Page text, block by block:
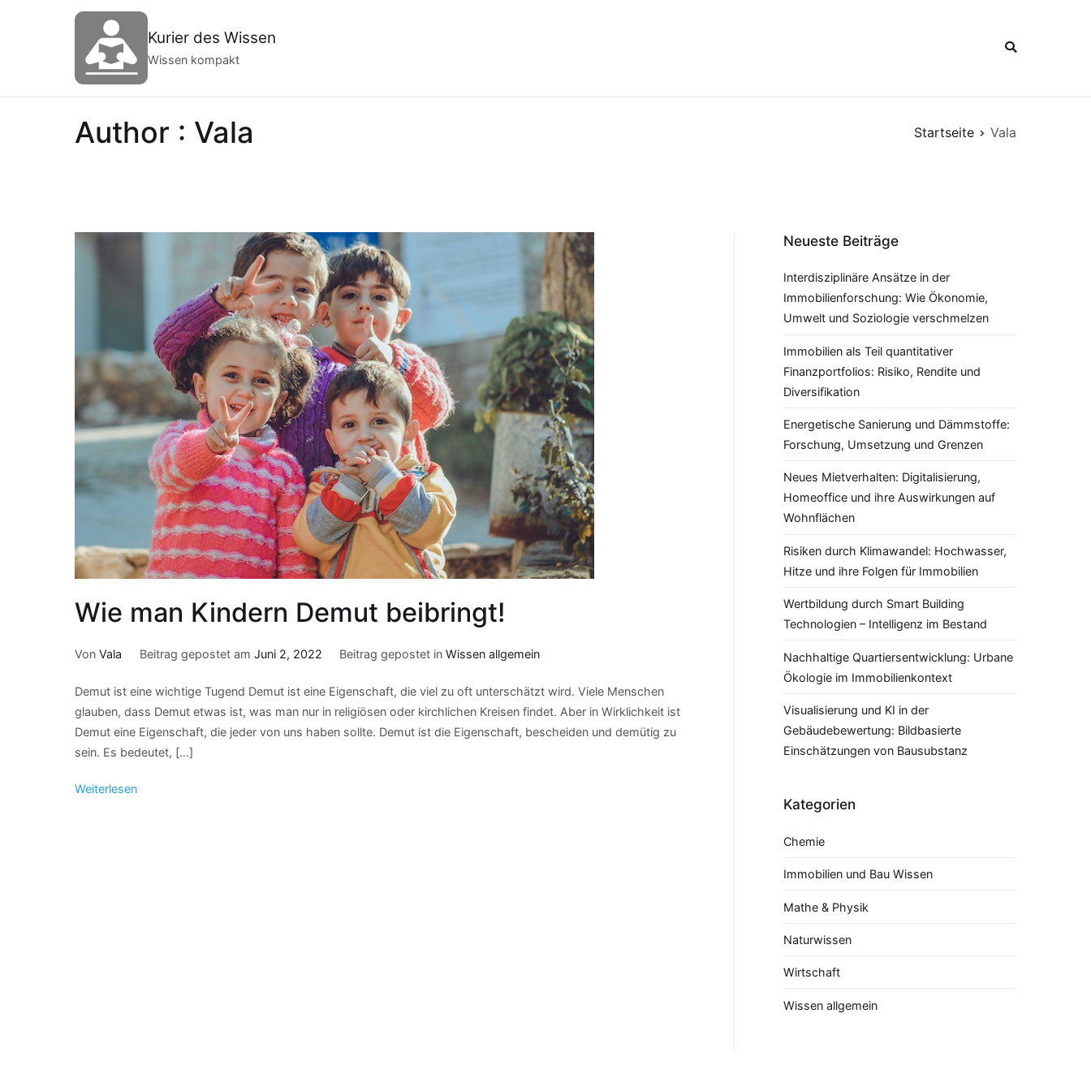
Kurier des Wissen
Wissen kompakt
Author : Vala Startseite Vala
Wie man Kindern Demut beibringt!
Von Vala Beitrag gepostet am Juni 2, 2022 Beitrag gepostet inWissen allgemein
Demut ist eine wichtige Tugend Demut ist eine Eigenschaft, die viel zu oft unterschätzt wird. Viele Menschen
glauben, dass Demut etwas ist, was man nur in religiösen oder kirchlichen Kreisen findet. Aber in Wirklichkeit ist
Demut eine Eigenschaft, die jeder von uns haben sollte. Demut ist die Eigenschaft, bescheiden und demütig zu
sein. Es bedeutet, […]
Weiterlesen
Neueste Beiträge
Interdisziplinäre Ansätze in der
Immobilienforschung: Wie Ökonomie,
Umwelt und Soziologie verschmelzen
Immobilien als Teil quantitativer
Finanzportfolios: Risiko, Rendite und
Diversifikation
Energetische Sanierung und Dämmstoffe:
Forschung, Umsetzung und Grenzen
Neues Mietverhalten: Digitalisierung,
Homeoffice und ihre Auswirkungen auf
Wohnflächen
Risiken durch Klimawandel: Hochwasser,
Hitze und ihre Folgen für Immobilien
Wertbildung durch Smart Building
Technologien – Intelligenz im Bestand
Nachhaltige Quartiersentwicklung: Urbane
Ökologie im Immobilienkontext
Visualisierung und KI in der
Gebäudebewertung: Bildbasierte
Einschätzungen von Bausubstanz
Kategorien
Chemie
Immobilien und Bau Wissen
Mathe & Physik
Naturwissen
Wirtschaft
Wissen allgemein